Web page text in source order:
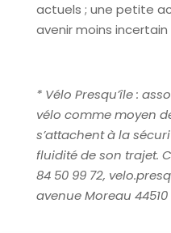
actuels ; une petite
avenir moins incertain
* Vélo Presqu’île :
vélo comme moyen
s’attachent à la
fluidité de son trajet.
84 50 99 72,
avenue Moreau